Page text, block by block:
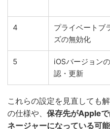
4
プライベートブ
ズの無効化
5
iOSバージョン
認・更新
これらの設定を見直しても
の仕様や、 保存先がApple
ネージャーになっている可